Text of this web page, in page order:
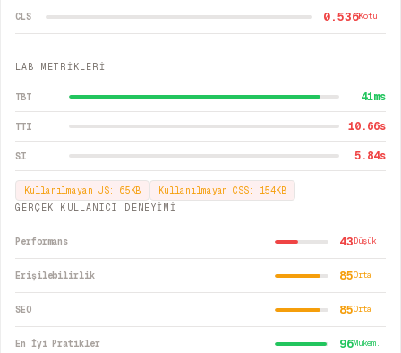
CLS 0.536Kötü
LAB METRİKLERİ
TBT 41ms
TTI 10.66s
SI 5.84s
Kullanılmayan JS: 65KB Kullanılmayan CSS: 154KB
GERÇEK KULLANICI DENEYİMİ
Performans 43Düşük
Erişilebilirlik 85Orta
SEO 85Orta
En İyi Pratikler 96Mükem.